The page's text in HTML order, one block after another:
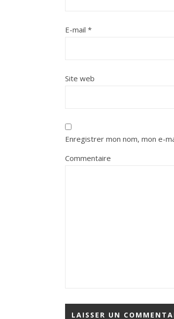
E-mail *
Site web
Enregistrer mon nom, mon e-
Commentaire